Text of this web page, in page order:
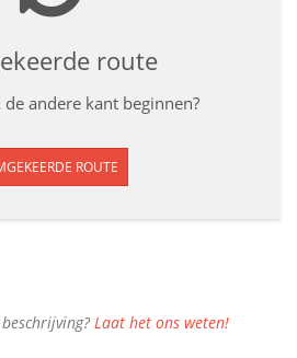
route
andere kant beginnen?
ROUTE
Laat het ons weten!